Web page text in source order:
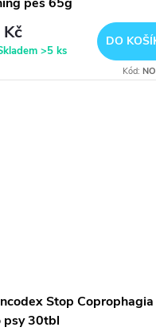
>5 ks
DO
Kód:
Stop Coprophagia
psy 30tbl